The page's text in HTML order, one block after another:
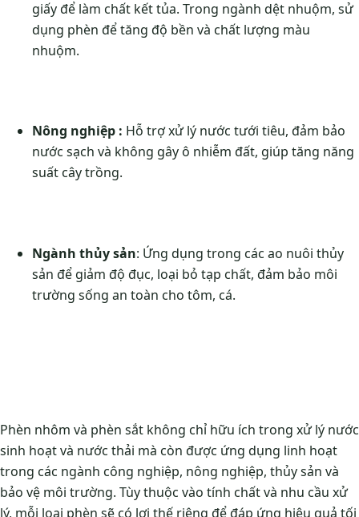
giấy để làm chất kết tủa. Trong ngành dệt nhuộm, sử
dụng phèn để tăng độ bền và chất lượng màu
nhuộm.
Nông nghiệp : Hỗ trợ xử lý nước tưới tiêu, đảm bảo
nước sạch và không gây ô nhiễm đất, giúp tăng năng
suất cây trồng.
Ngành thủy sản: Ứng dụng trong các ao nuôi thủy
sản để giảm độ đục, loại bỏ tạp chất, đảm bảo môi
trường sống an toàn cho tôm, cá.
Phèn nhôm và phèn sắt không chỉ hữu ích trong xử lý nước
sinh hoạt và nước thải mà còn được ứng dụng linh hoạt
trong các ngành công nghiệp, nông nghiệp, thủy sản và
bảo vệ môi trường. Tùy thuộc vào tính chất và nhu cầu xử
lý, mỗi loại phèn sẽ có lợi thế riêng để đáp ứng hiệu quả tối